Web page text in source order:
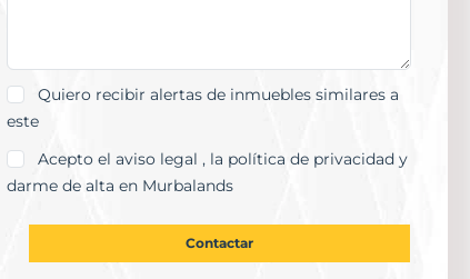
Quiero recibir alertas de inmuebles similares a
este
Acepto el aviso legal , la política de privacidady
darme de alta en Murbalands
Contactar